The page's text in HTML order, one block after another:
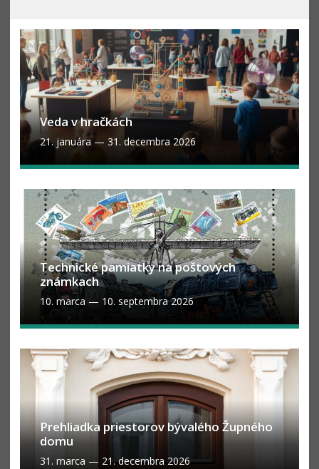
Veda v hračkách
21. januára— 31. decembra 2026
Technické pamiatky na poštových
známkach
10. marca — 10. septembra 2026
Prehliadka priestorov bývalého Župného
domu
31. marca — 21. decembra 2026